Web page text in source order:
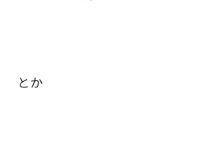
とか